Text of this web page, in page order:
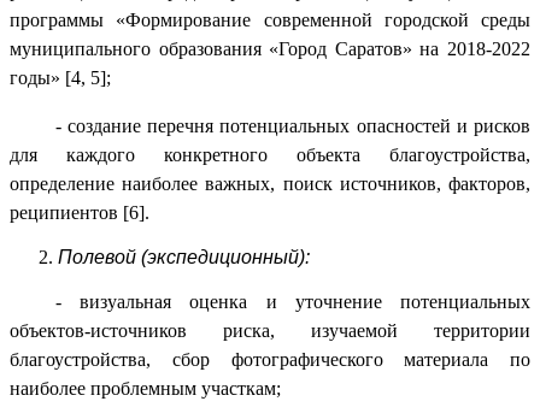
программы «Формирование современной городской среды
муниципального образования «Город Саратов» на 2018-2022
годы» [4, 5];
- создание перечня потенциальных опасностей и рисков
для каждого конкретного объекта благоустройства,
определение наиболее важных, поиск источников, факторов,
реципиентов [6].
Полевой (экспедиционный):
- визуальная оценка и уточнение потенциальных
объектов-источников риска, изучаемой территории
благоустройства, сбор фотографического материала по
наиболее проблемным участкам;